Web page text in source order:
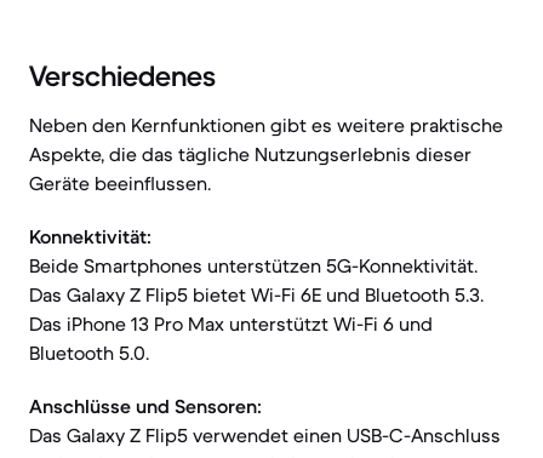
Verschiedenes
Neben den Kernfunktionen gibt es weitere praktische
Aspekte, die das tägliche Nutzungserlebnis dieser
Geräte beeinflussen.
Konnektivität:
Beide Smartphones unterstützen 5G-Konnektivität.
Das Galaxy Z Flip5 bietet Wi-Fi 6E und Bluetooth 5.3.
Das iPhone 13 Pro Max unterstützt Wi-Fi 6 und
Bluetooth 5.0.
Anschlüsse und Sensoren:
Das Galaxy Z Flip5 verwendet einen USB-C-Anschluss